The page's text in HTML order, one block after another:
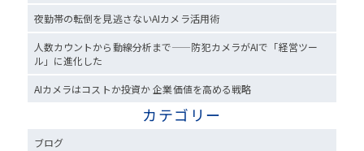
夜勤帯の転倒を見逃さないAIカメラ活用術
人数カウントから動線分析まで——防犯カメラがAIで「経営ツー
ル」に進化した
AIカメラはコストか投資か 企業価値を高める戦略
カテゴリー
ブログ